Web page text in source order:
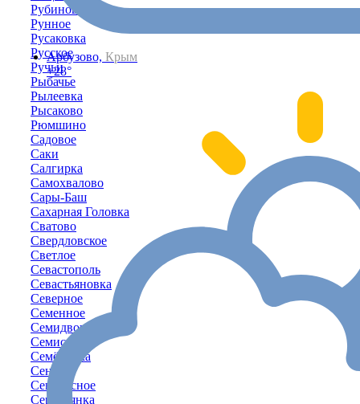
Арбузово, Крым
+28°
Рубиновка
Рунное
Русаковка
Русское
Ручьи
Рыбачье
Рылеевка
Рысаково
Рюмшино
Садовое
Саки
Салгирка
Самохвалово
Сары-Баш
Сахарная Головка
Сватово
Свердловское
Светлое
Севастополь
Севастьяновка
Северное
Семенное
Семидворье
Семисотка
Семёновка
Сенное
Сенокосное
Серебрянка